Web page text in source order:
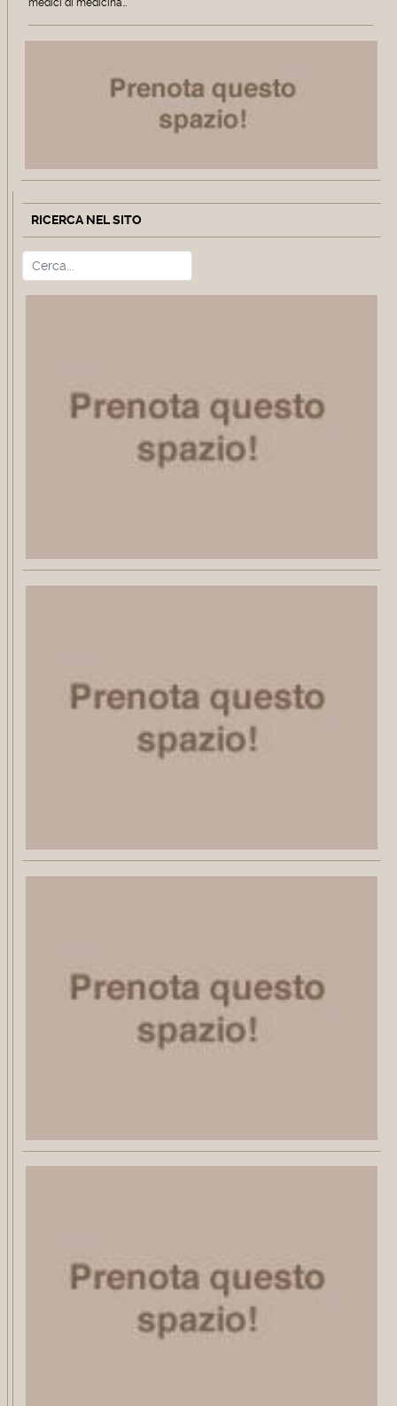
medici di medicina…
RICERCA NEL SITO
Cerca Type 2 or more characters for